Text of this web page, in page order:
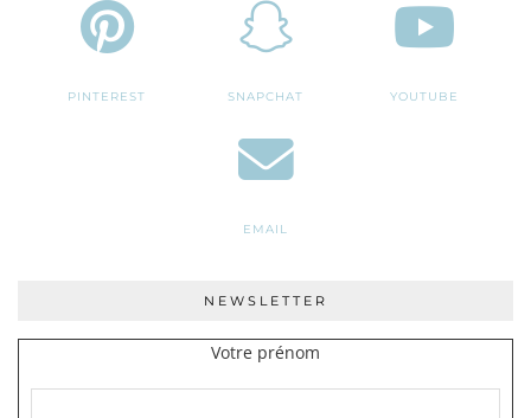
PINTEREST SNAPCHAT YOUTUBE
EMAIL
NEWSLETTER
Votre prénom